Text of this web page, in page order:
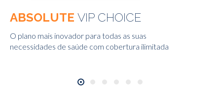
ABSOLUTE VIP CHOICE
O plano mais inovador para todas as suas
necessidades de saúde com cobertura ilimitada